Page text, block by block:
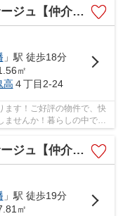
仲介手数料無料】
」駅 徒歩18分
㎡
高 ４丁目2-24
ます！ご好評の物件で、快
ませんか！暮らしの中で
役割...
仲介手数料無料】
」駅 徒歩19分
㎡